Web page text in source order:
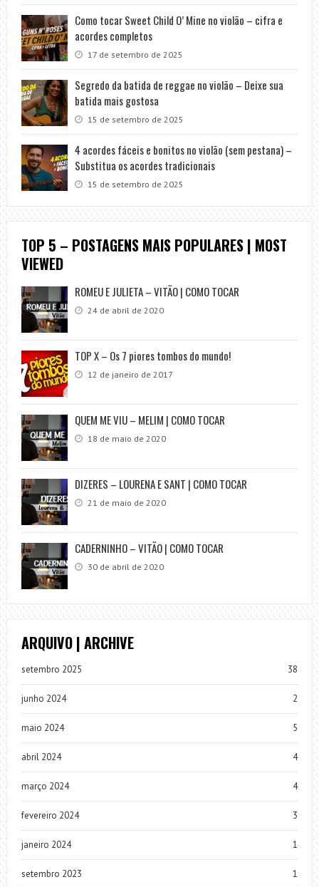
Como tocar Sweet Child O’ Mine no violão – cifra e
acordes completos
17 de setembro de 2025
Segredo da batida de reggae no violão – Deixe sua
batida mais gostosa
15 de setembro de 2025
4 acordes fáceis e bonitos no violão (sem pestana) –
Substitua os acordes tradicionais
15 de setembro de 2025
TOP 5 – POSTAGENS MAIS POPULARES | MOST
VIEWED
ROMEU E JULIETA – VITÃO | COMO TOCAR
24 de abril de 2020
TOP X – Os 7 piores tombos do mundo!
12 de janeiro de 2017
QUEM ME VIU – MELIM | COMO TOCAR
18 de maio de 2020
DIZERES – LOURENA E SANT | COMO TOCAR
21 de maio de 2020
CADERNINHO – VITÃO | COMO TOCAR
30 de abril de 2020
ARQUIVO | ARCHIVE
setembro 2025 38
junho 2024 2
maio 2024 5
abril 2024 4
março 2024 4
fevereiro 2024 3
janeiro 2024 1
setembro 2023 1